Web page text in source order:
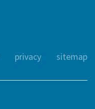
privacy sitemap